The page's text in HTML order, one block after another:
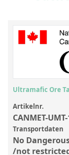
Organische
Laborbedarf und
Sonstige Standards
Ultramafic Ore
Artikelnr.
CANMET-UMT-
Transportdaten
No
/not